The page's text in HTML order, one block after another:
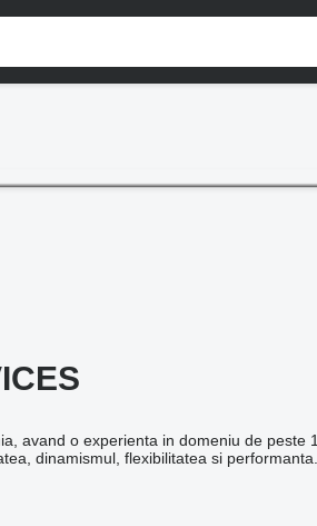
avand o experienta in domeniu de
dinamismul, flexibilitatea si performanta.